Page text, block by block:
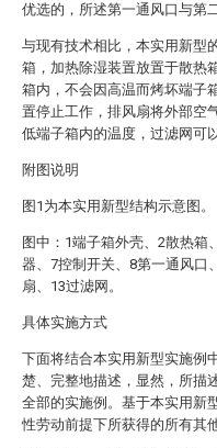
优选的，所述第一通风口与第
与现有技术相比，本实用新型
箱，加热除湿装置放置于散热
箱内，不会因高温而烤坏端子
置停止工作，排风扇将外部空
低端子箱内的温度，过滤网可
附图说明
图1为本实用新型结构示意图。
图中：1端子箱外壳、2散热箱
器、7控制开关、8第一通风口
扇、13过滤网。
具体实施方式
下面将结合本实用新型实施例
楚、完整地描述，显然，所描
全部的实施例。基于本实用新
性劳动前提下所获得的所有其